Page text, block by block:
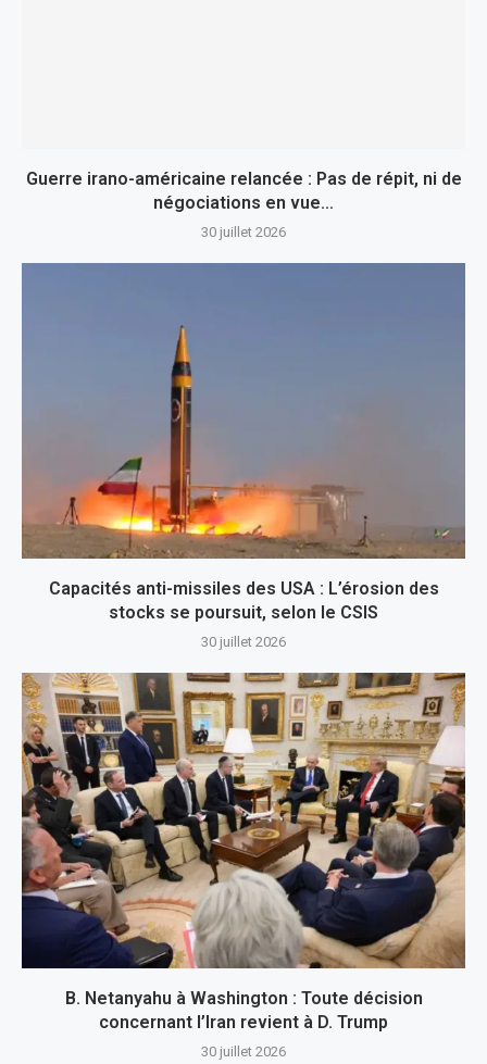
Guerre irano-américaine relancée : Pas de répit, ni de
négociations en vue…
30 juillet 2026
Capacités anti-missiles des USA : L’érosion des
stocks se poursuit, selon le CSIS
30 juillet 2026
B. Netanyahu à Washington : Toute décision
concernant l’Iran revient à D. Trump
30 juillet 2026